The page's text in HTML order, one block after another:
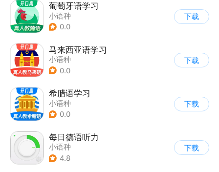
葡萄牙语学习
小语种
0.0
下载
马来西亚语学习
小语种
0.0
下载
希腊语学习
小语种
0.0
下载
每日德语听力
小语种
4.8
下载